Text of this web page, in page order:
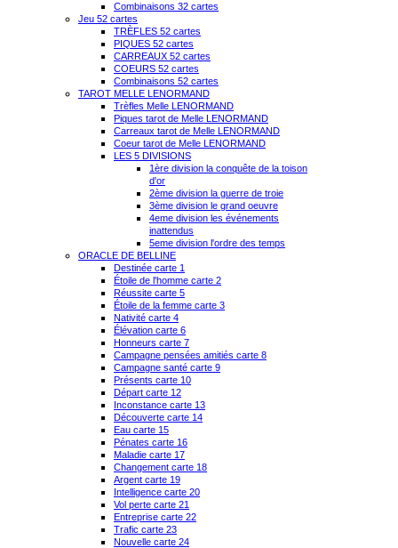
Combinaisons 32 cartes
Jeu 52 cartes
TRÈFLES 52 cartes
PIQUES 52 cartes
CARREAUX 52 cartes
COEURS 52 cartes
Combinaisons 52 cartes
TAROT MELLE LENORMAND
Trèfles Melle LENORMAND
Piques tarot de Melle LENORMAND
Carreaux tarot de Melle LENORMAND
Coeur tarot de Melle LENORMAND
LES 5 DIVISIONS
1ère division la conquête de la toison
d'or
2ème division la guerre de troie
3ème division le grand oeuvre
4eme division les événements
inattendus
5eme division l'ordre des temps
ORACLE DE BELLINE
Destinée carte 1
Étoile de l'homme carte 2
Réussite carte 5
Étoile de la femme carte 3
Nativité carte 4
Élévation carte 6
Honneurs carte 7
Campagne pensées amitiés carte 8
Campagne santé carte 9
Présents carte 10
Départ carte 12
Inconstance carte 13
Découverte carte 14
Eau carte 15
Pénates carte 16
Maladie carte 17
Changement carte 18
Argent carte 19
Intelligence carte 20
Vol perte carte 21
Entreprise carte 22
Trafic carte 23
Nouvelle carte 24